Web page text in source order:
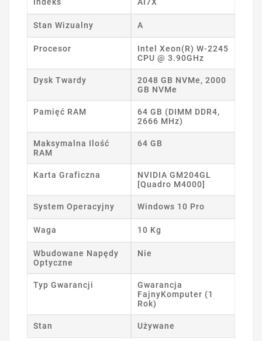
Stan Wizualny A
Procesor
Intel Xeon(R) W-2245
CPU @ 3.90GHz
Dysk Twardy
2048 GB NVMe, 2000
GB NVMe
Pamięć RAM
64 GB (DIMM DDR4,
2666 MHz)
Maksymalna Ilość
RAM
64 GB
Karta Graficzna
NVIDIA GM204GL
[Quadro M4000]
System Operacyjny Windows 10 Pro
Waga 10 Kg
Wbudowane Napędy
Optyczne
Nie
Typ Gwarancji
Gwarancja
FajnyKomputer (1
Rok)
Stan Używane